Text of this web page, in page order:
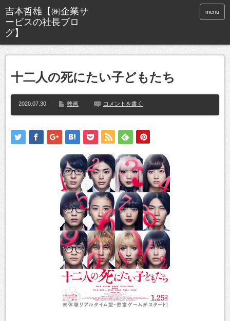
menu
十二人の死にたい子どもたち
2020.07.30 映画 コメントを書く